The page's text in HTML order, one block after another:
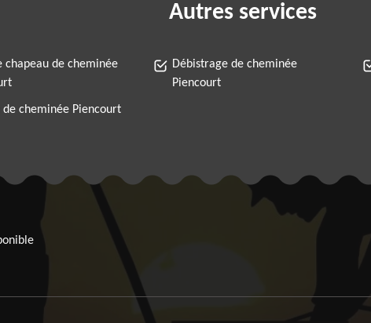
Autres services
chapeau de cheminée
de cheminée Piencourt
Débistrage de cheminée
Piencourt